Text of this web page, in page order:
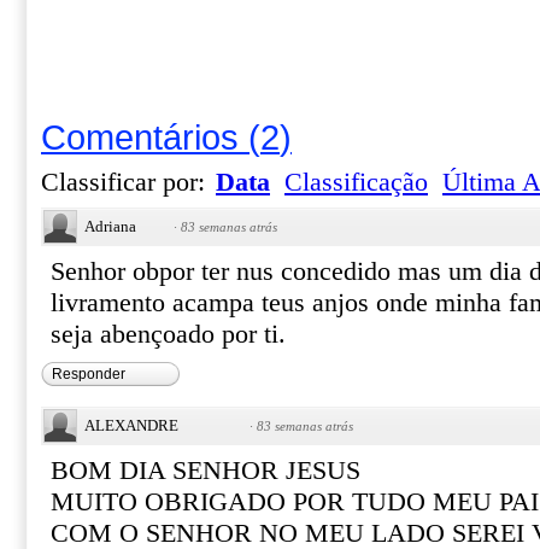
Comentários (2)
Classificar por: Data Classificação Última
Adriana · 83 semanas atrás
Senhor obpor ter nus concedido mas um dia
livramento acampa teus anjos onde minha
seja abençoado por ti.
Responder
ALEXANDRE · 83 semanas atrás
BOM DIA SENHOR JESUS
MUITO OBRIGADO POR TUDO MEU PAI
COM O SENHOR NO MEU LADO SEREI